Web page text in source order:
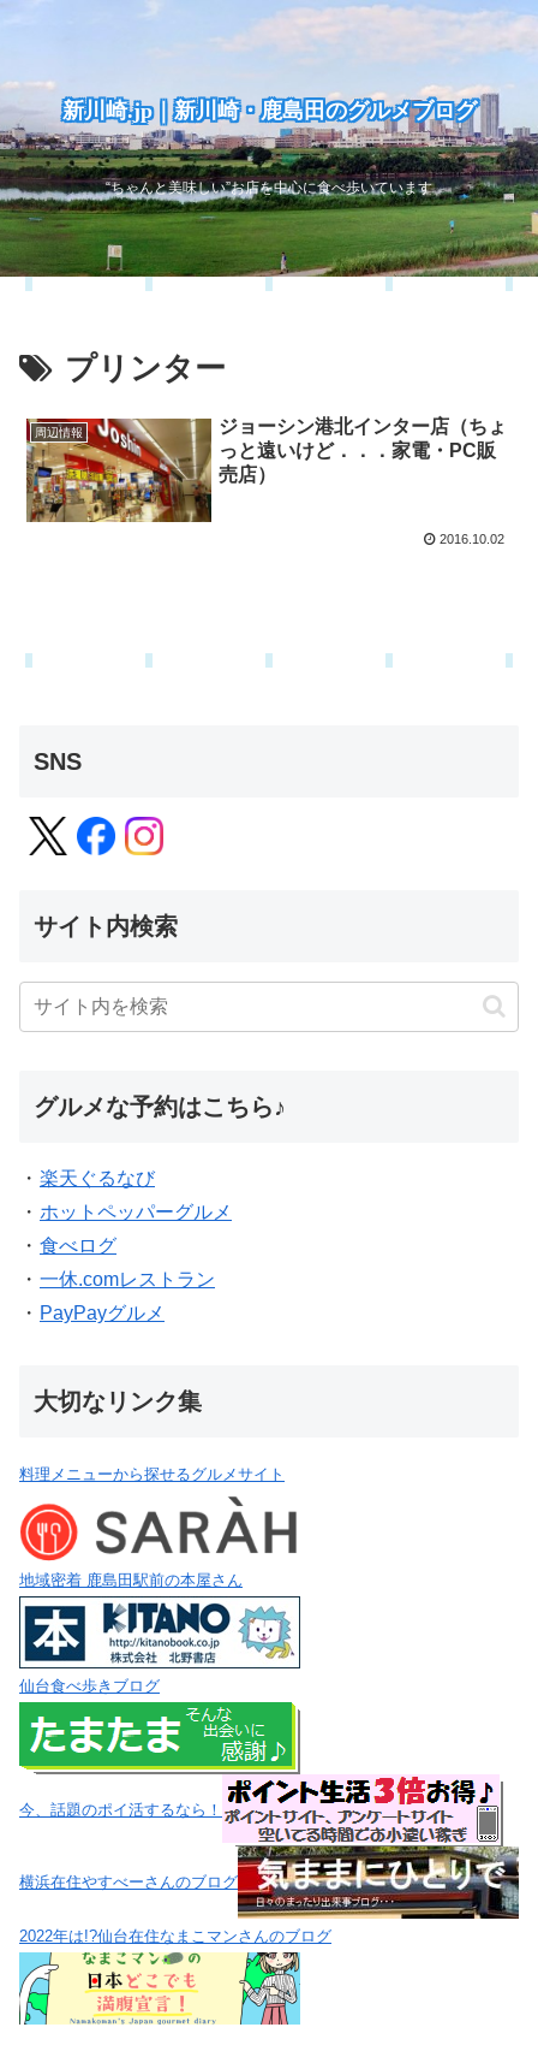
新川崎.jp｜新川崎・鹿島田のグルメブログ
“ちゃんと美味しい”お店を中心に食べ歩いています
プリンター
周辺情報
ジョーシン港北インター店（ちょ
っと遠いけど．．．家電・PC販
売店）
2016.10.02
SNS
サイト内検索
グルメな予約はこちら♪
・ 楽天ぐるなび
・ ホットペッパーグルメ
・ 食べログ
・ 一休.comレストラン
・ PayPayグルメ
大切なリンク集
料理メニューから探せるグルメサイト
地域密着 鹿島田駅前の本屋さん
仙台食べ歩きブログ
今、話題のポイ活するなら！
横浜在住やすべーさんのブログ
2022年は!?仙台在住なまこマンさんのブログ